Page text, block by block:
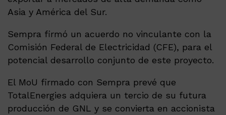
Asia y América del Sur.
Sempra firmó un acuerdo no vinculante con la
Comisión Federal de Electricidad (CFE), para el
potencial desarrollo conjunto de este proyecto.
El MoU firmado con Sempra prevé que
TotalEnergies adquiera un tercio de su futura
producción de GNL y se convierta en accionista